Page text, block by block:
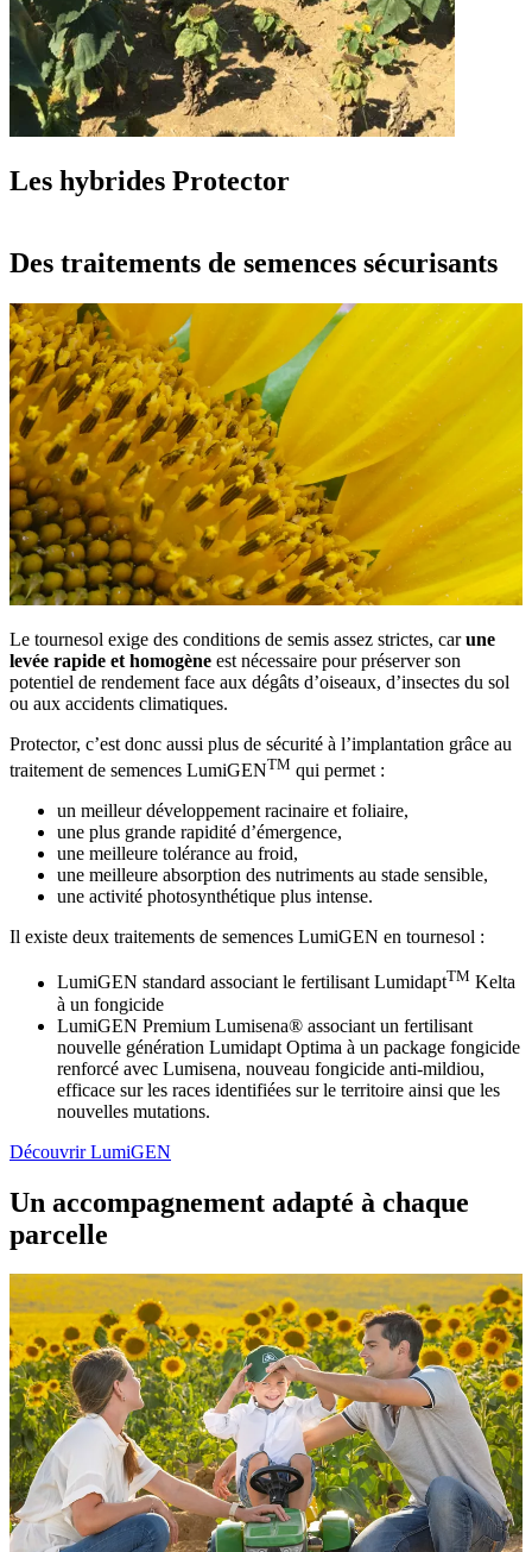
Les hybrides Protector
Des traitements de semences sécurisants
Le tournesol exige des conditions de semis assez strictes, carune
levée rapide et homogène est nécessaire pour préserver son
potentiel de rendement face aux dégâts d’oiseaux, d’insectes du sol
ou aux accidents climatiques.
Protector, c’est donc aussi plus de sécurité à l’implantation grâce au
traitement de semences LumiGENTM qui permet :
un meilleur développement racinaire et foliaire,
une plus grande rapidité d’émergence,
une meilleure tolérance au froid,
une meilleure absorption des nutriments au stade sensible,
une activité photosynthétique plus intense.
Il existe deux traitements de semences LumiGEN en tournesol :
LumiGEN standard associant le fertilisant LumidaptTM Kelta
à un fongicide
LumiGEN Premium Lumisena® associant un fertilisant
nouvelle génération Lumidapt Optima à un package fongicide
renforcé avec Lumisena, nouveau fongicide anti-mildiou,
efficace sur les races identifiées sur le territoire ainsi que les
nouvelles mutations.
Découvrir LumiGEN
Un accompagnement adapté à chaque
parcelle